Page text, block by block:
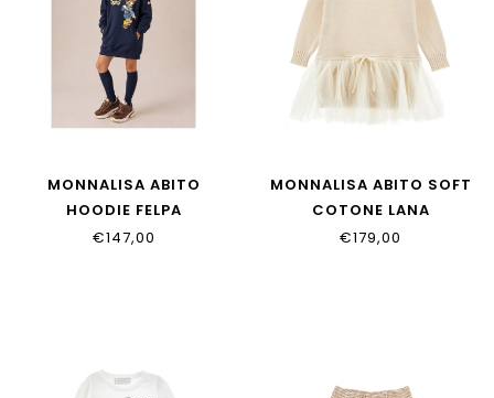
MONNALISA ABITO
HOODIE FELPA
19H914_8030_0056
€147,00
MONNALISA ABITO SOFT
COTONE LANA
17H900_8060_029F
€179,00